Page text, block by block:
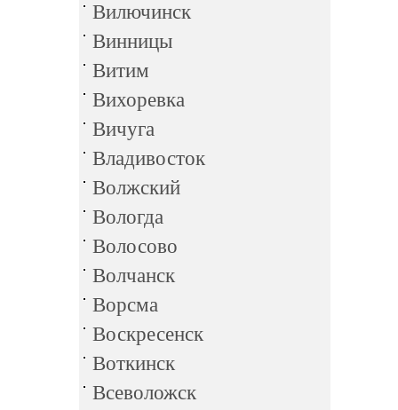
Вилючинск
Винницы
Витим
Вихоревка
Вичуга
Владивосток
Волжский
Вологда
Волосово
Волчанск
Ворсма
Воскресенск
Воткинск
Всеволожск